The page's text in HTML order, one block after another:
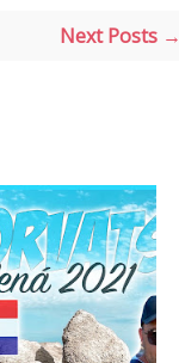
Next Posts →